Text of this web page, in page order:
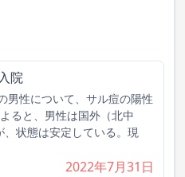
院
男性について、サル痘の陽性
ると、男性は国外（北中
状態は安定している。現
2022年7月31日